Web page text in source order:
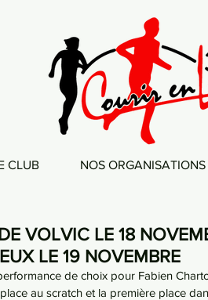
CLUB NOS ORGANISATIONS
VOLVIC LE 18
LE 19 NOVEMBRE
de choix pour Fabien
au scratch et la première place